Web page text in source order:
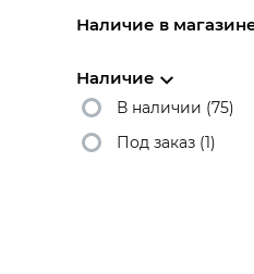
Наличие в
Наличие
В наличии (75)
Под заказ (1)